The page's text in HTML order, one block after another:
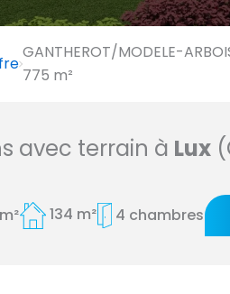
GANTHEROT/MODELE-
775 m²
avec terrain à Lux
134 m² 4 chambres